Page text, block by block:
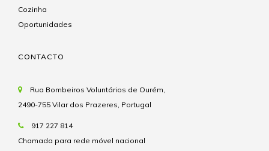
Cozinha
Oportunidades
CONTACTO
Rua Bombeiros Voluntários de Ourém,
2490-755 Vilar dos Prazeres, Portugal
917 227 814
Chamada para rede móvel nacional